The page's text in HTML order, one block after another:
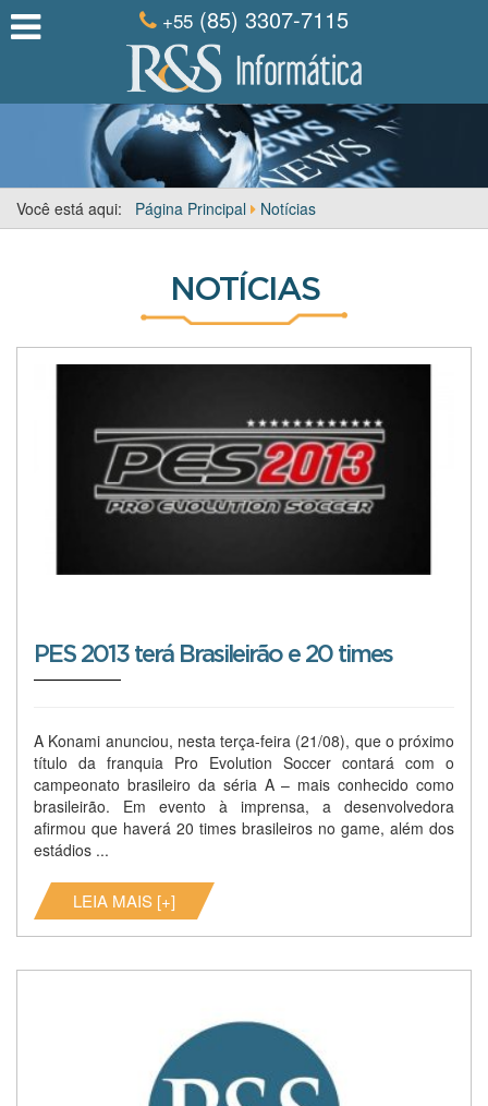
+55 (85) 3307-7115
Você está aqui: Página Principal Notícias
NOTÍCIAS
PES 2013 terá Brasileirão e 20 times
A Konami anunciou, nesta terça-feira (21/08), que o próximo
título da franquia Pro Evolution Soccer contará com o
campeonato brasileiro da séria A – mais conhecido como
brasileirão. Em evento à imprensa, a desenvolvedora
afirmou que haverá 20 times brasileiros no game, além dos
estádios ...
LEIA MAIS [+]